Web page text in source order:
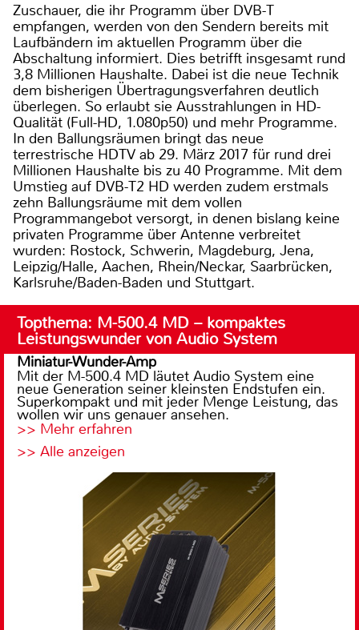
Zuschauer, die ihr Programm über DVB-T
empfangen, werden von den Sendern bereits mit
Laufbändern im aktuellen Programm über die
Abschaltung informiert. Dies betrifft insgesamt rund
3,8 Millionen Haushalte. Dabei ist die neue Technik
dem bisherigen Übertragungsverfahren deutlich
überlegen. So erlaubt sie Ausstrahlungen in HD-
Qualität (Full-HD, 1.080p50) und mehr Programme.
In den Ballungsräumen bringt das neue
terrestrische HDTV ab 29. März 2017 für rund drei
Millionen Haushalte bis zu 40 Programme. Mit dem
Umstieg auf DVB-T2 HD werden zudem erstmals
zehn Ballungsräume mit dem vollen
Programmangebot versorgt, in denen bislang keine
privaten Programme über Antenne verbreitet
wurden: Rostock, Schwerin, Magdeburg, Jena,
Leipzig/Halle, Aachen, Rhein/Neckar, Saarbrücken,
Karlsruhe/Baden-Baden und Stuttgart.
Topthema: M-500.4 MD – kompaktes
Leistungswunder von Audio System
Miniatur-Wunder-Amp
Mit der M-500.4 MD läutet Audio System eine
neue Generation seiner kleinsten Endstufen ein.
Superkompakt und mit jeder Menge Leistung, das
wollen wir uns genauer ansehen.
>> Mehr erfahren
>> Alle anzeigen